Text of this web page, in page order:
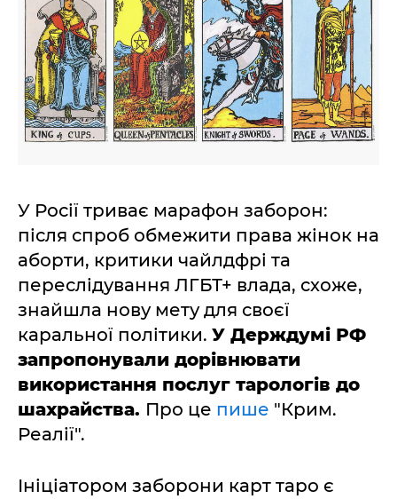
У Росії триває марафон заборон:
після спроб обмежити права жінок на
аборти, критики чайлдфрі та
переслідування ЛГБТ+ влада, схоже,
знайшла нову мету для своєї
каральної політики. У Держдумі РФ
запропонували дорівнювати
використання послуг тарологів до
шахрайства. Про це пише "Крим.
Реалії".
Ініціатором заборони карт таро є